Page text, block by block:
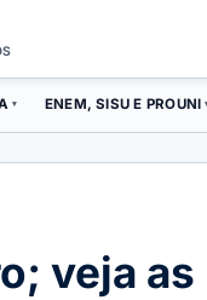
▾ ENEM, SISU E PROUNI
veja